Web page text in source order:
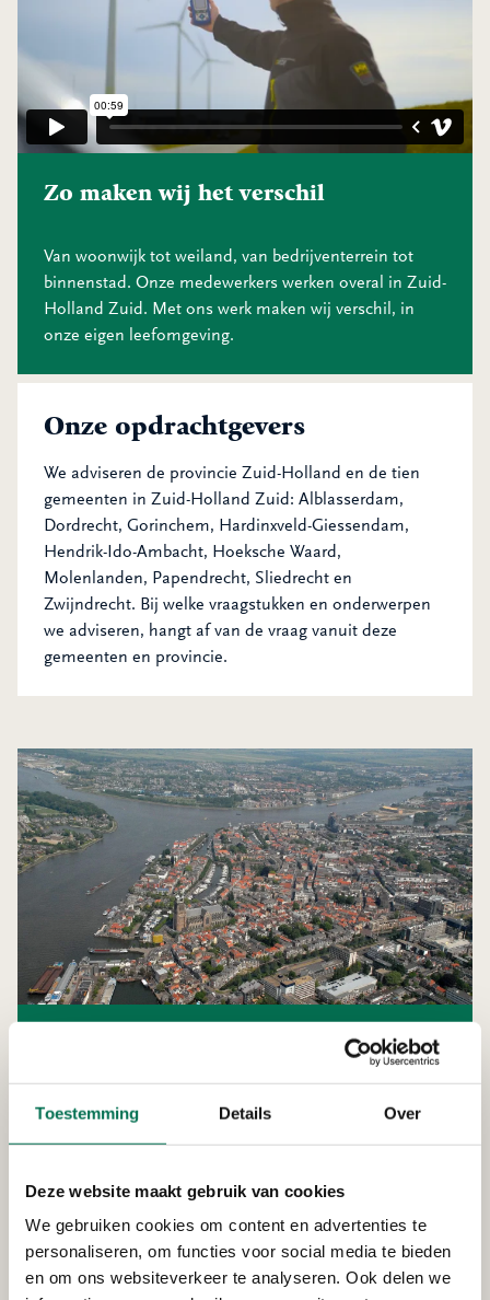
Toestemming Details Over
Deze website maakt gebruik van cookies
We gebruiken cookies om content en advertenties te
personaliseren, om functies voor social media te bieden
en om ons websiteverkeer te analyseren. Ook delen we
Zo maken wij het verschil
Van woonwijk tot weiland, van bedrijventerrein tot
binnenstad. Onze medewerkers werken overal in Zuid-
Holland Zuid. Met ons werk maken wij verschil, in
onze eigen leefomgeving.
Onze opdrachtgevers
We adviseren de provincie Zuid-Holland en de tien
gemeenten in Zuid-Holland Zuid: Alblasserdam,
Dordrecht, Gorinchem, Hardinxveld-Giessendam,
Hendrik-Ido-Ambacht, Hoeksche Waard,
Molenlanden, Papendrecht, Sliedrecht en
Zwijndrecht. Bij welke vraagstukken en onderwerpen
we adviseren, hangt af van de vraag vanuit deze
gemeenten en provincie.
Omgevingsdienst, Veiligheidsregio
en Dienst Gezondheid & Jeugd
werken samen
Ongeveer 460.000 mensen wonen, werken en
recreëren in een gebied tussen 4 rivieren. OZHZ
ondersteunt samen met de twee andere regionale
uitvoeringsdiensten de gemeenten en provincie bij
hun (ruimtelijke) opgaven. Zo verbinden we